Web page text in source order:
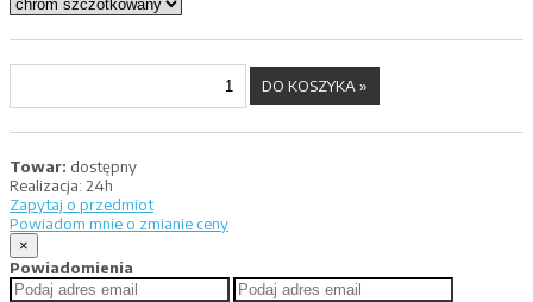
Towar: dostępny
Realizacja: 24h
Zapytaj o przedmiot
Powiadom mnie o zmianie ceny
×
Powiadomienia